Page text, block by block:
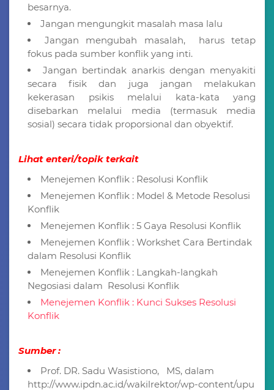
besarnya.
Jangan mengungkit masalah masa lalu
Jangan mengubah masalah, harus tetap
fokus pada sumber konflik yang inti.
Jangan bertindak anarkis dengan menyakiti
secara fisik dan juga jangan melakukan
kekerasan psikis melalui kata-kata yang
disebarkan melalui media (termasuk media
sosial) secara tidak proporsional dan obyektif.
Lihat enteri/topik terkait
Menejemen Konflik : Resolusi Konflik
Menejemen Konflik : Model & Metode Resolusi
Konflik
Menejemen Konflik : 5 Gaya Resolusi Konflik
Menejemen Konflik : Workshet Cara Bertindak
dalam Resolusi Konflik
Menejemen Konflik : Langkah-langkah
Negosiasi dalam Resolusi Konflik
Menejemen Konflik : Kunci Sukses Resolusi
Konflik
Sumber :
Prof. DR. Sadu Wasistiono, MS, dalam
http://www.ipdn.ac.id/wakilrektor/wp-content/upu